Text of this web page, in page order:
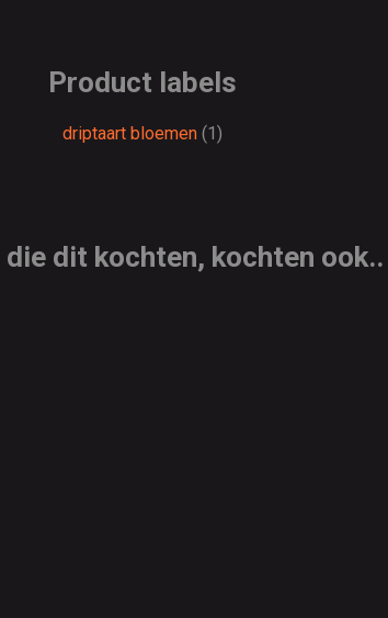
Product labels
driptaart bloemen (1)
die dit kochten, kochten ook..